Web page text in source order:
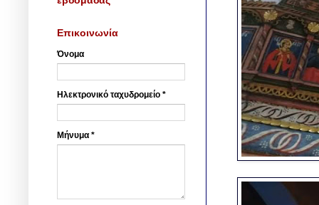
Επικοινωνία
Όνομα
Ηλεκτρονικό ταχυδρομείο *
Μήνυμα *